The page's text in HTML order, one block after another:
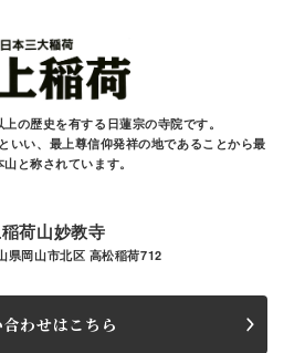
の歴史を有する 日蓮宗の寺院です。
いい、最上尊信仰発祥の地であることから最
山と称されています。
荷山妙教寺
県岡山市北区 高松稲荷712
わせはこちら